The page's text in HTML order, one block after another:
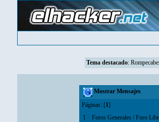
Tema destacado:
Mostrar Mensajes
Páginas: [1]
1
Foros Generales /Foro